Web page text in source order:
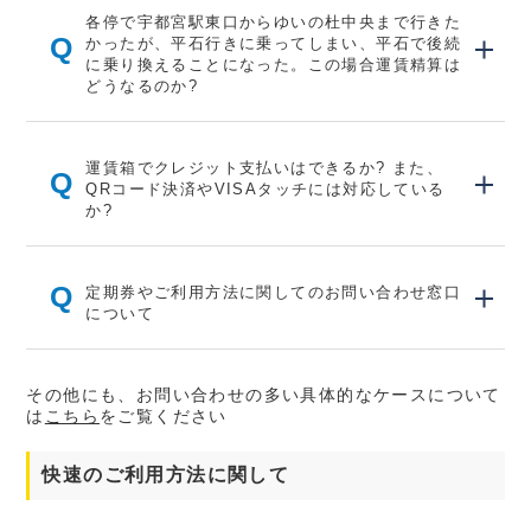
Q
各停で宇都宮駅東口からゆいの杜中央まで行きた
かったが、平石行きに乗ってしまい、平石で後続
に乗り換えることになった。この場合運賃精算は
どうなるのか?
Q
運賃箱でクレジット支払いはできるか? また、
QRコード決済やVISAタッチには対応している
か?
Q
定期券やご利用方法に関してのお問い合わせ窓口
について
その他にも、お問い合わせの多い具体的なケースについて
は こちら をご覧ください
快速のご利用方法に関して